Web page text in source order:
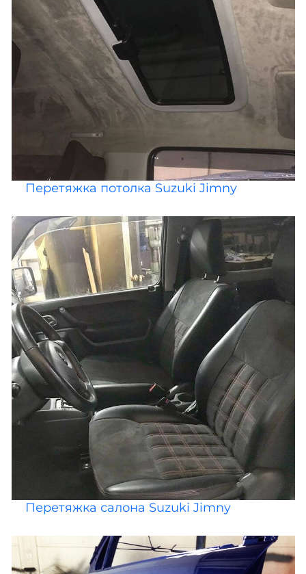
Перетяжка потолка Suzuki Jimny
Перетяжка салона Suzuki Jimny